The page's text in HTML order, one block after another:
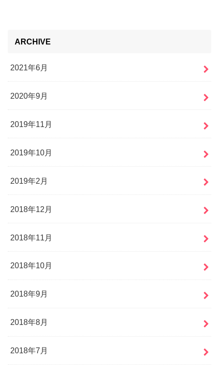
ARCHIVE
2021年6月
2020年9月
2019年11月
2019年10月
2019年2月
2018年12月
2018年11月
2018年10月
2018年9月
2018年8月
2018年7月